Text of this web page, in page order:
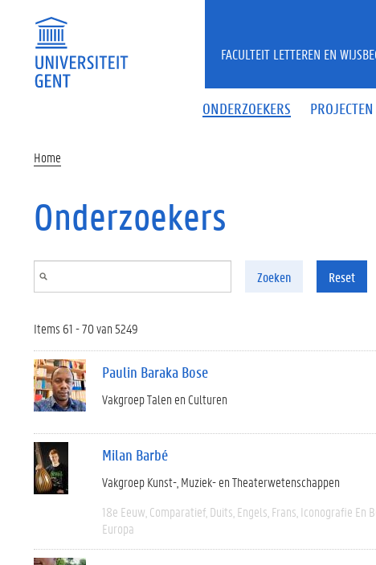
ONDERZOEKERS PROJECTEN
FACULTEIT LETTEREN EN
Home
Onderzoekers
Zoeken Reset
Items 61 - 70 van 5249
Paulin Baraka Bose
Vakgroep Talen en Culturen
Milan Barbé
Vakgroep Kunst-, Muziek- en Theaterwetenschappen
18e Eeuw Comparatief Duits Engels Frans Iconografie En
Europa